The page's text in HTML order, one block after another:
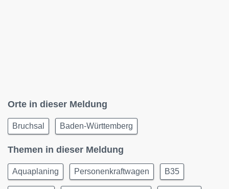
Orte in dieser Meldung
Bruchsal Baden-Württemberg
Themen in dieser Meldung
Aquaplaning Personenkraftwagen B35